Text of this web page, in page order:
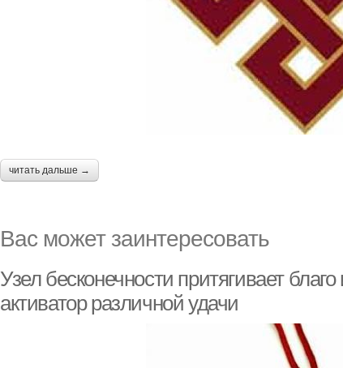
читать дальше →
Вас может заинтересовать
Узел бесконечности притягивает
активатор различной удачи